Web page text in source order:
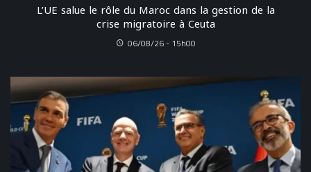
L’UE salue le rôle du Maroc dans la gestion de la
crise migratoire à Ceuta
06/08/26 - 15h00